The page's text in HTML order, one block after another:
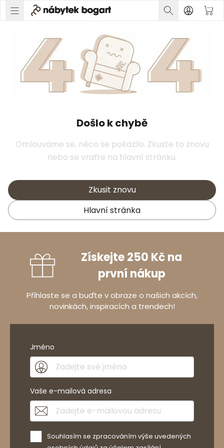
Došlo k chybě
Omlouváme se, něco se pokazilo. Zkuste to znovu
nebo se vraťte na hlavní stránku.
Zkusit znovu
Hlavní stránka
Získejte 250 Kč na
první nákup
Přihlaste se a buďte v obraze o našich akcích,
novinkách, inspiracích a trendech!
Jméno
Vaše e-mailová adresa
Souhlasím se zpracováním výše uvedených